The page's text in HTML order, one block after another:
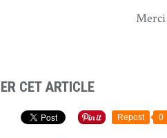
Merci
CET ARTICLE
Repost 0